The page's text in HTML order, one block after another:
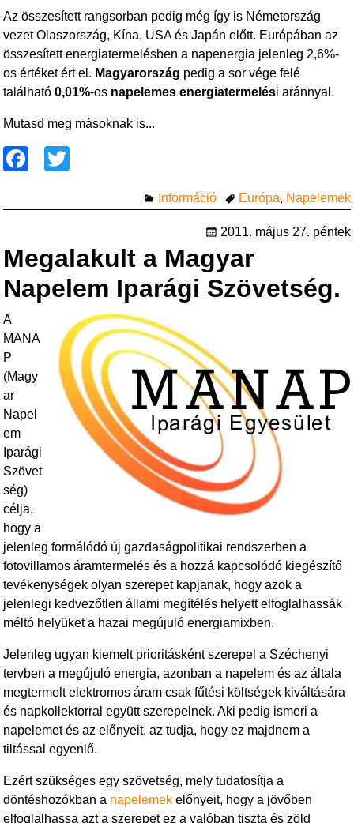
Az összesített rangsorban pedig még így is Németország
vezet Olaszország, Kína, USA és Japán előtt. Európában az
összesített energiatermelésben a napenergia jelenleg 2,6%-
os értéket ért el. Magyarország pedig a sor vége felé
található0,01%-os napelemes energiatermelési aránnyal.
Mutasd meg másoknak is...
c
b
o
o
k
tt
Információ Európa, Napelemek
2011. május 27. péntek
Megalakult a Magyar
Napelem Iparági Szövetség.
A
MANA
P
(Magy
ar
Napel
em
Iparági
Szövet
ség)
célja,
hogy a
jelenleg formálódó új gazdaságpolitikai rendszerben a
fotovillamos áramtermelés és a hozzá kapcsolódó kiegészítő
tevékenységek olyan szerepet kapjanak, hogy azok a
jelenlegi kedvezőtlen állami megítélés helyett elfoglalhassák
méltó helyüket a hazai megújuló energiamixben.
Jelenleg ugyan kiemelt prioritásként szerepel a Széchenyi
tervben a megújuló energia, azonban a napelem és az általa
megtermelt elektromos áram csak fűtési költségek kiváltására
és napkollektorral együtt szerepelnek. Aki pedig ismeri a
napelemet és az előnyeit, az tudja, hogy ez majdnem a
tiltással egyenlő.
Ezért szükséges egy szövetség, mely tudatosítja a
döntéshozókban a napelemek előnyeit, hogy a jövőben
elfoglalhassa azt a szerepet ez a valóban tiszta és zöld